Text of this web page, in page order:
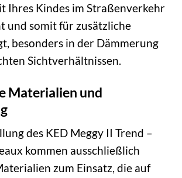
Ihres Kindes im Straßenverkehr
und somit für zusätzliche
besonders in der Dämmerung
Sichtverhältnissen.
Materialien und
des KED Meggy II Trend –
kommen ausschließlich
zum Einsatz, die auf